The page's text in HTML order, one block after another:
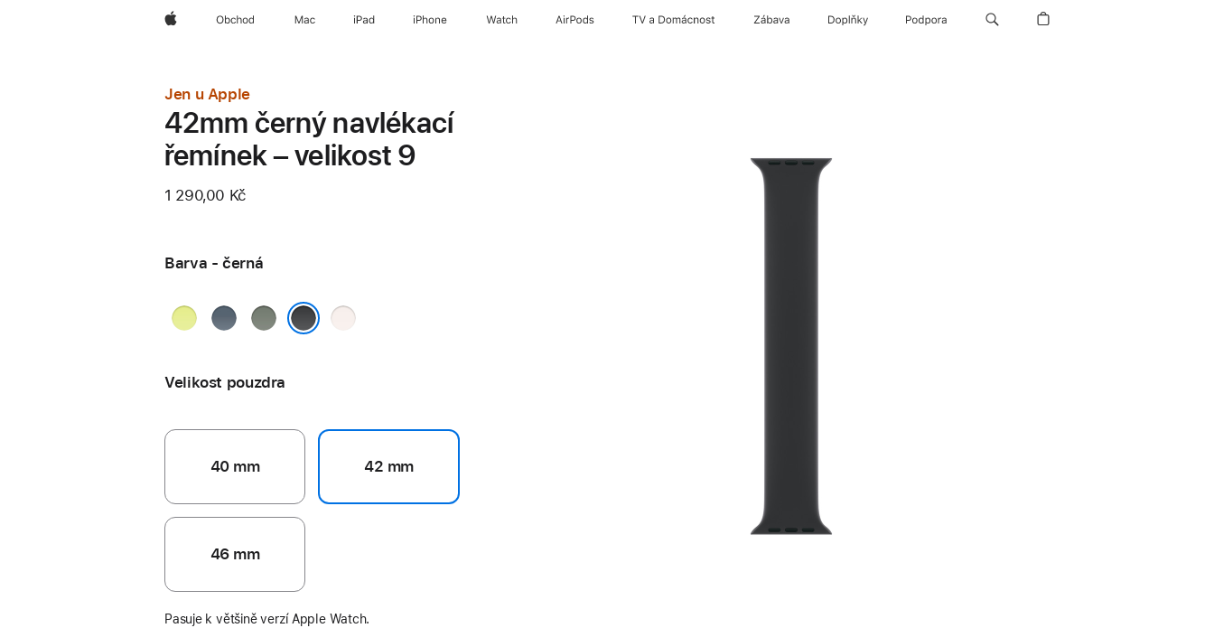
AppleObchod Mac iPad iPhone Watch AirPods TV a Domácnost Zábava Doplňky Podpora
Jen u Apple
42mm černý navlékací
řemínek – velikost 9
1 290,00 Kč
Barva - černá
neonověocelovězelenošedá světle
Velikost pouzdra
40 mm 42 mm
46 mm
Pasuje k většině verzí Apple Watch.